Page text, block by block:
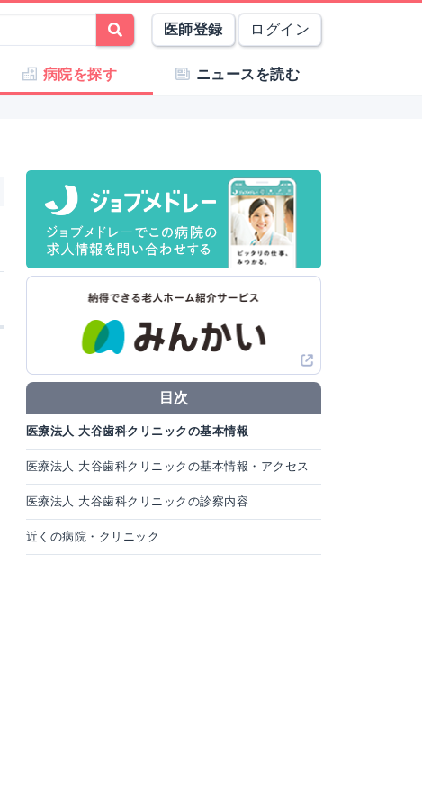
医師登録 ログイン
病院を探す ニュースを読む
目次
医療法人 大谷歯科クリニックの基本情報
医療法人 大谷歯科クリニックの基本情報・アクセス
医療法人 大谷歯科クリニックの診察内容
近くの病院・クリニック